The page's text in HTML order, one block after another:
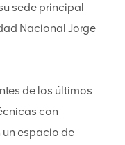
sede principal
Nacional Jorge
de los últimos
con
un espacio de